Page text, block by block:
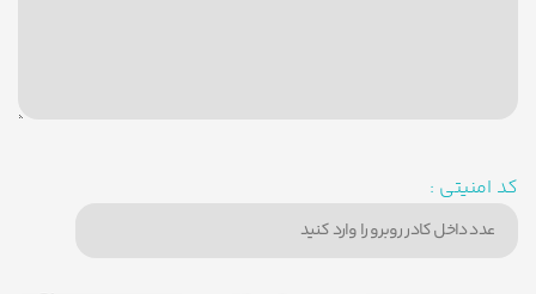
کد امنیتی :